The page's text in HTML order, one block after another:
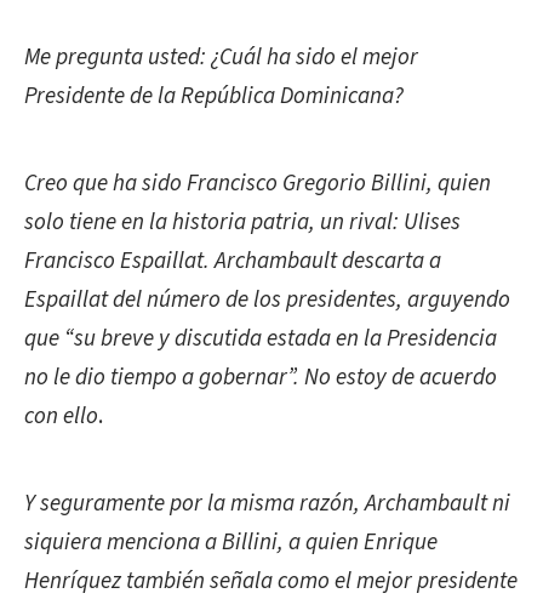
Me pregunta usted: ¿Cuál ha sido el mejor
Presidente de la República Dominicana?
Creo que ha sido Francisco Gregorio Billini, quien
solo tiene en la historia patria, un rival: Ulises
Francisco Espaillat. Archambault descarta a
Espaillat del número de los presidentes, arguyendo
que “su breve y discutida estada en la Presidencia
no le dio tiempo a gobernar”. No estoy de acuerdo
con ello.
Y seguramente por la misma razón, Archambault ni
siquiera menciona a Billini, a quien Enrique
Henríquez también señala como el mejor presidente